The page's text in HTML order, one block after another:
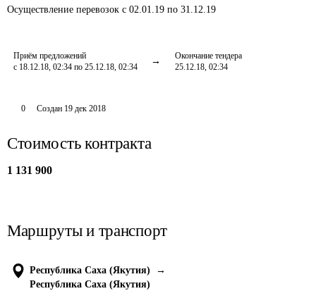
Осуществление перевозок с 02.01.19 по 31.12.19
Приём предложений
с 18.12.18, 02:34 по 25.12.18, 02:34
Окончание тендера
25.12.18, 02:34
0 Создан 19 дек 2018
Стоимость контракта
1 131 900
Маршруты и транспорт
Республика Саха (Якутия)
→
Республика Саха (Якутия)